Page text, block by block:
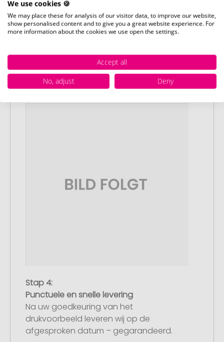
Stap 3:
Artikelvoorbeeld en goedkeuring
drukvoorbeeld met uw ontwerp. Zodra u
dit heeft goedgekeurd, starten wij direct
met de productie.
Stap 4:
Punctuele en snelle levering
Na uw goedkeuring van het
drukvoorbeeld leveren wij op de
afgesproken datum – gegarandeerd.
We use cookies 🍪
We may place these for analysis of our visitor data, to improve our website,
show personalised content and to give you a great website experience. For
more information about the cookies we use open the settings.
Accept all
No, adjust
Deny